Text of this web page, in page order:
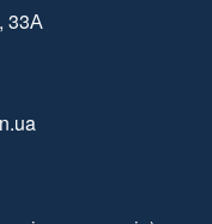
33А